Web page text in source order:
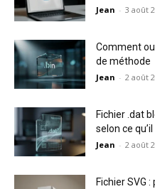
Jean - 3 août
Comment
de méthode
Jean - 2 août
Fichier .dat
selon ce
Jean - 2 août
Fichier SVG